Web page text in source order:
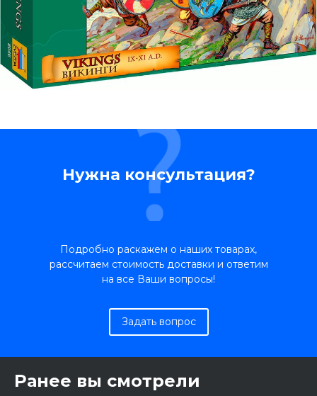
Нужна консультация?
Подробно раскажем о наших товарах,
рассчитаем стоимость доставки и ответим
на все Ваши вопросы!
Задать вопрос
Ранее вы смотрели